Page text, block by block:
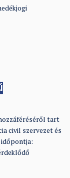
tart
civil szervezet és
időpontja: